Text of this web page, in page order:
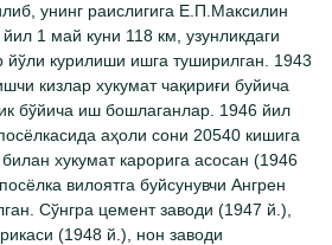
унинг раислигига Е.П.Максилин
1 май куни 118 км, узунликдаги
йўли курилиши ишга туширилган. 1943
кизлар хукумат чақириғи буйича
бўйича иш бошлаганлар. 1946 йил
аҳоли сони 20540 кишига
хукумат карорига асосан (1946
вилоятга буйсунувчи Ангрен
Сўнгра цемент заводи (1947 й.),
(1948 й.), нон заводи